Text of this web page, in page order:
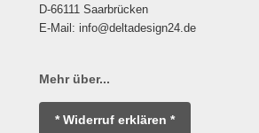
D-66111 Saarbrücken
E-Mail: info@deltadesign24.de
Mehr über...
* Widerruf erklären *